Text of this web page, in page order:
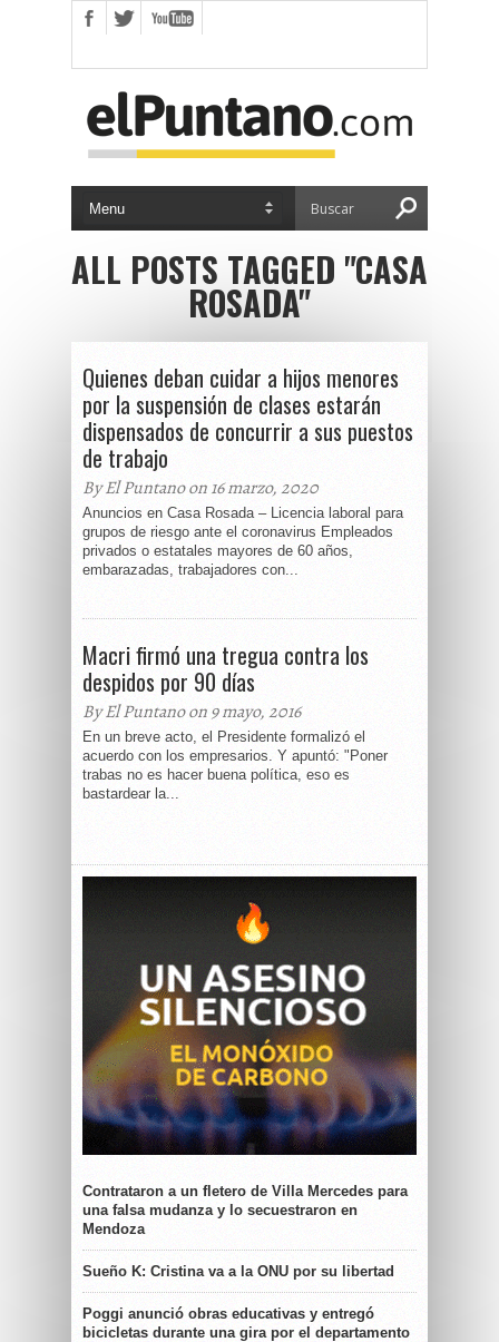
ALL POSTS TAGGED "CASA
ROSADA"
Quienes deban cuidar a hijos menores
por la suspensión de clases estarán
dispensados de concurrir a sus puestos
de trabajo
By El Puntano on 16 marzo, 2020
Anuncios en Casa Rosada – Licencia laboral para
grupos de riesgo ante el coronavirus Empleados
privados o estatales mayores de 60 años,
embarazadas, trabajadores con...
Macri firmó una tregua contra los
despidos por 90 días
By El Puntano on 9 mayo, 2016
En un breve acto, el Presidente formalizó el
acuerdo con los empresarios. Y apuntó: "Poner
trabas no es hacer buena política, eso es
bastardear la...
Contrataron a un fletero de Villa Mercedes para
una falsa mudanza y lo secuestraron en
Mendoza
Sueño K: Cristina va a la ONU por su libertad
Poggi anunció obras educativas y entregó
bicicletas durante una gira por el departamento